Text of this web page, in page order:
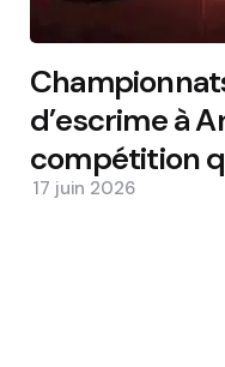
d’escrime à
compétition
17 juin 2026